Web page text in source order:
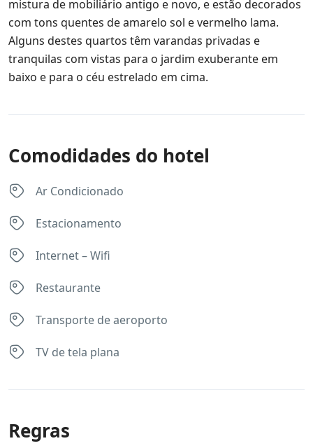
mistura de mobiliário antigo e novo, e estão decorados
com tons quentes de amarelo sol e vermelho lama.
Alguns destes quartos têm varandas privadas e
tranquilas com vistas para o jardim exuberante em
baixo e para o céu estrelado em cima.
Comodidades do hotel
Ar Condicionado
Estacionamento
Internet – Wifi
Restaurante
Transporte de aeroporto
TV de tela plana
Regras